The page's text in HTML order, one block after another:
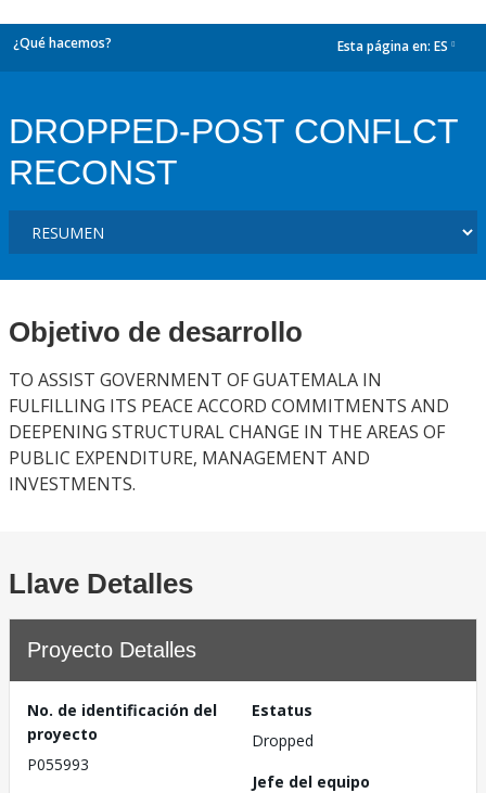
¿Qué hacemos? Esta página en: ES
DROPPED-POST CONFLCT
RECONST
Objetivo de desarrollo
TO ASSIST GOVERNMENT OF GUATEMALA IN
FULFILLING ITS PEACE ACCORD COMMITMENTS AND
DEEPENING STRUCTURAL CHANGE IN THE AREAS OF
PUBLIC EXPENDITURE, MANAGEMENT AND
INVESTMENTS.
Llave Detalles
Proyecto Detalles
No. de identificación del
proyecto
P055993
Estatus
Dropped
Jefe del equipo